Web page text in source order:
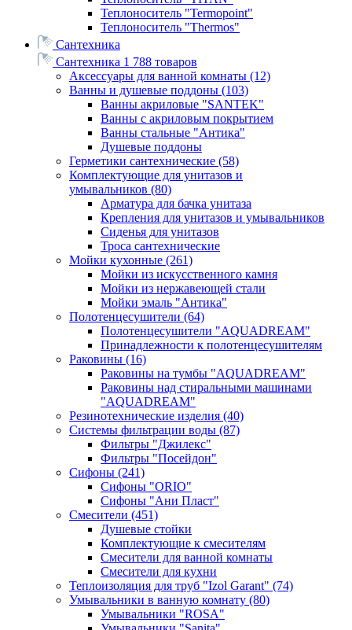
Теплоноситель "Termopoint"
Теплоноситель "Thermos"
Сантехника
Сантехника 1 788 товаров
Аксессуары для ванной комнаты (12)
Ванны и душевые поддоны (103)
Ванны акриловые "SANTEK"
Ванны с акриловым покрытием
Ванны стальные "Антика"
Душевые поддоны
Герметики сантехнические (58)
Комплектующие для унитазов и
умывальников (80)
Арматура для бачка унитаза
Крепления для унитазов и умывальников
Сиденья для унитазов
Троса сантехнические
Мойки кухонные (261)
Мойки из искусственного камня
Мойки из нержавеющей стали
Мойки эмаль "Антика"
Полотенцесушители (64)
Полотенцесушители "AQUADREAM"
Принадлежности к полотенцесушителям
Раковины (16)
Раковины на тумбы "AQUADREAM"
Раковины над стиральными машинами
"AQUADREAM"
Резинотехнические изделия (40)
Системы фильтрации воды (87)
Фильтры "Джилекс"
Фильтры "Посейдон"
Сифоны (241)
Сифоны "ORIO"
Сифоны "Ани Пласт"
Смесители (451)
Душевые стойки
Комплектующие к смесителям
Смесители для ванной комнаты
Смесители для кухни
Теплоизоляция для труб "Izol Garant" (74)
Умывальники в ванную комнату (80)
Умывальники "ROSA"